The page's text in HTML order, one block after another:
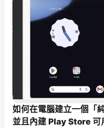
如何在電腦建立一個「
並且內建 Play Store 可